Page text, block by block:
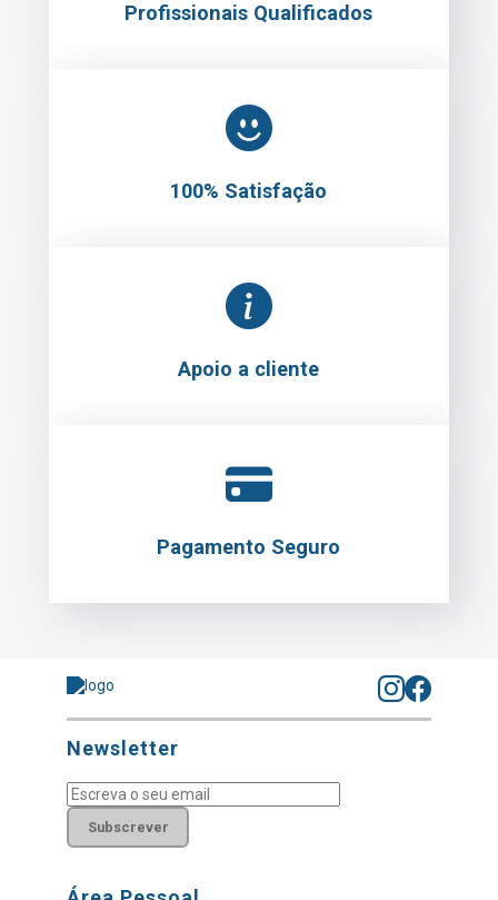
Profissionais Qualificados
100% Satisfação
Apoio a cliente
Pagamento Seguro
Newsletter
Subscrever